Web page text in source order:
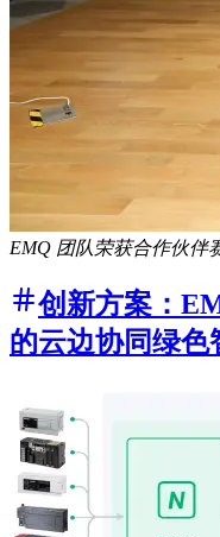
EMQ 团队荣获合作伙伴
创新方案：
的云边协同绿色